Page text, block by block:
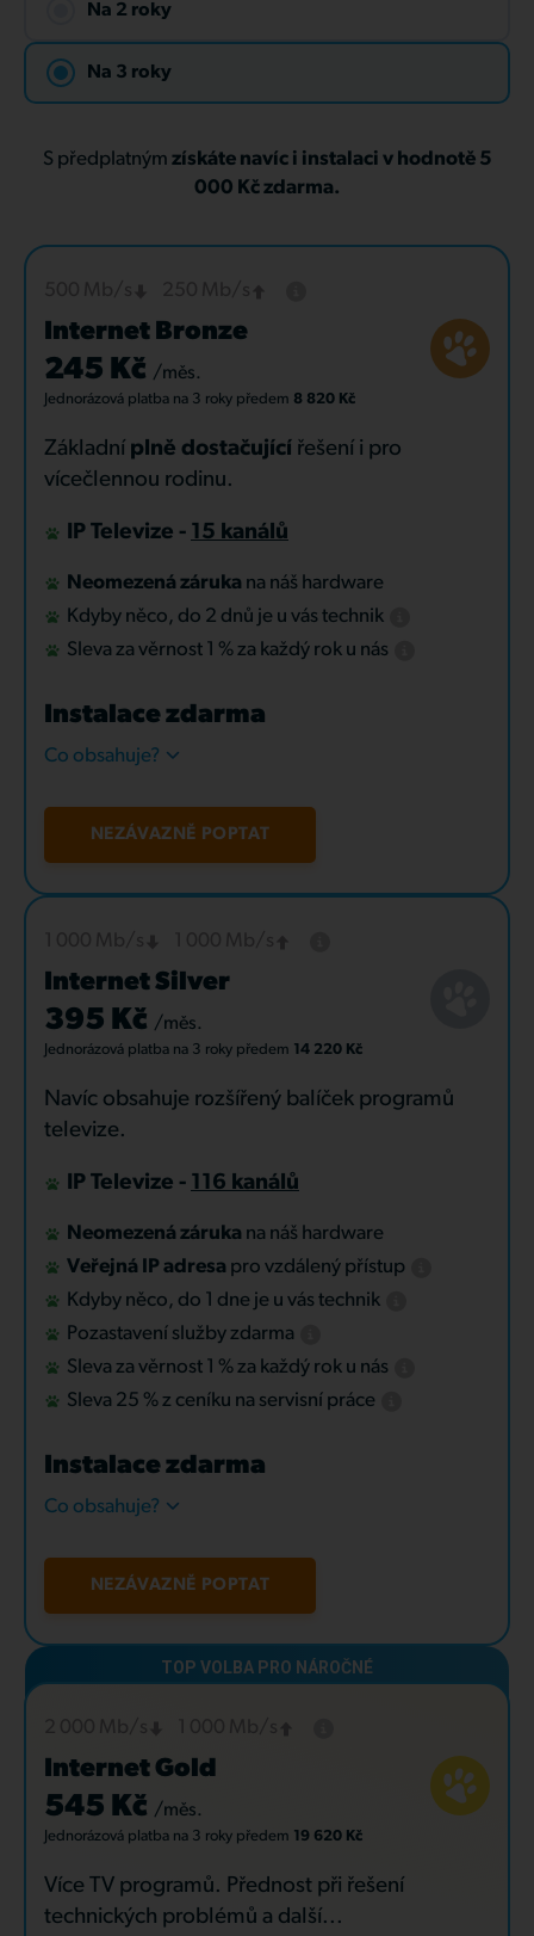
Na 2 roky
Na 3 roky
S předplatným získáte navíc i instalaci v hodnotě 5
000 Kč zdarma.
Internet Bronze
245 Kč /měs.
Jednorázová platba na 3 roky předem 8 820 Kč
Základní plně dostačující řešení i pro
vícečlennou rodinu.
IP Televize - 15 kanálů
Neomezená záruka na náš hardware
Kdyby něco, do 2 dnů je u vás technik
Sleva za věrnost 1 % za každý rok u nás
Instalace zdarma
Co obsahuje?
NEZÁVAZNĚ POPTAT
Internet Silver
395 Kč /měs.
Jednorázová platba na 3 roky předem 14 220 Kč
Navíc obsahuje rozšířený balíček programů
televize.
IP Televize - 116 kanálů
Neomezená záruka na náš hardware
Veřejná IP adresa pro vzdálený přístup
Kdyby něco, do 1 dne je u vás technik
Pozastavení služby zdarma
Sleva za věrnost 1 % za každý rok u nás
Sleva 25 % z ceníku na servisní práce
Instalace zdarma
Co obsahuje?
NEZÁVAZNĚ POPTAT
Internet Gold
545 Kč /měs.
Jednorázová platba na 3 roky předem 19 620 Kč
Více TV programů. Přednost při řešení
technických problémů a další...